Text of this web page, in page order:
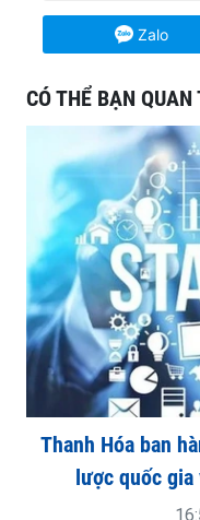
Zalo
CÓ THỂ BẠN QUAN
Thanh Hóa ban
lược quốc